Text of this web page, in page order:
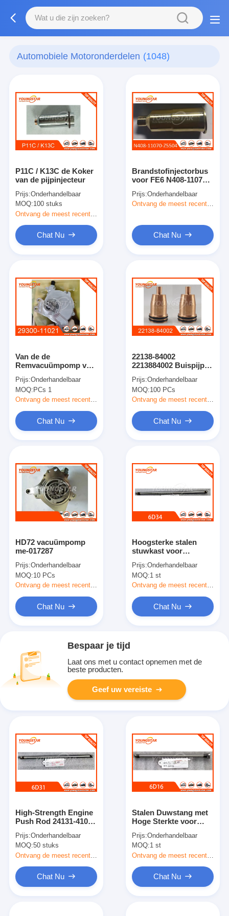
Automobiele Motoronderdelen (1048)
P11C / K13C de Koker
van de pijpinjecteur
Prijs:Onderhandelbaar
MOQ:100 stuks
Ontvang de meest recente Prijs
Chat Nu
Brandstofinjectorbus
voor FE6 N408-11070-
FE6-12V Motor
Prijs:Onderhandelbaar
Ontvang de meest recente Prijs
Chat Nu
Van de de
Remvacuümpomp van
11020
Prijs:Onderhandelbaar
MOQ:PCs 1
Ontvang de meest recente Prijs
Chat Nu
22138-84002
2213884002 Buispijp
Prijs:Onderhandelbaar
MOQ:100 PCs
Chat Nu
HD72 vacuümpomp
me-017287
Prijs:Onderhandelbaar
MOQ:10 PCs
Ontvang de meest recente Prijs
Chat Nu
Hoogsterke stalen
stuwkast voor
met slijtvast vermogen
Prijs:Onderhandelbaar
MOQ:1 st
Ontvang de meest recente Prijs
Chat Nu
Bespaar je tijd
Laat ons met u contact opnemen met de
beste producten.
Geef uw vereiste
High-Strength Engine
Push Rod 24131-41001
Mitsubishi 6D31 met
precieze OE-dimensie
en anti-deformatie
Prijs:Onderhandelbaar
MOQ:50 stuks
Ontvang de meest recente Prijs
Chat Nu
Stalen Duwstang met
Hoge Sterkte voor
Motor Directe
Pasvorm
Prijs:Onderhandelbaar
MOQ:1 st
Chat Nu